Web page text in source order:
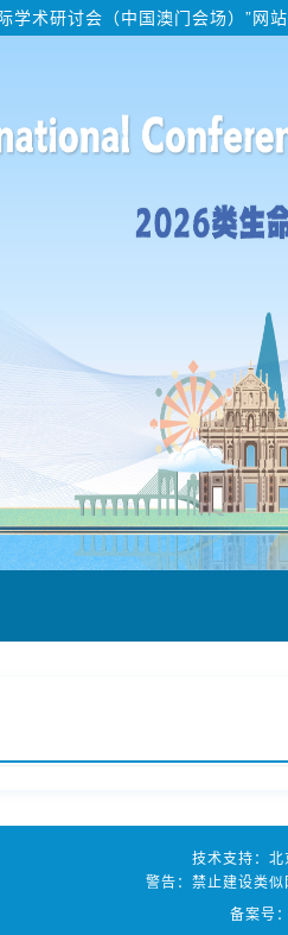
学术研讨会（中国澳门会场）”网
技术支持：
警告：禁止建设类
备案号